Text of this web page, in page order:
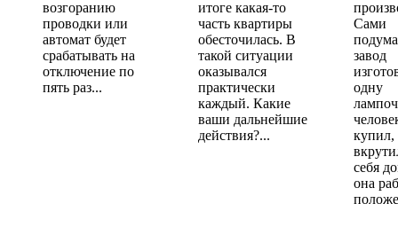
возгоранию
проводки или
автомат будет
срабатывать на
отключение по
пять раз...
итоге какая-то
часть квартиры
обесточилась. В
такой ситуации
оказывался
практически
каждый. Какие
ваши дальнейшие
действия?...
Сами
завод
одну
купил,
себя
она